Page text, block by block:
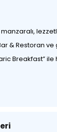
& Restoran
Breakfast”